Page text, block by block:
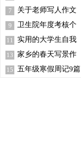
范文集锦7篇
7
关于老师写人作文
300字集锦5篇
9
卫生院年度考核个
人总结
11
实用的大学生自我
介绍范文汇编7篇
13 家乡的春天写景作
文9篇
15 五年级寒假周记9篇